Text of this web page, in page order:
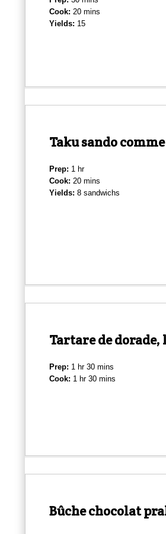
Cook: 20 mins
Yields: 15
Taku sando
Prep: 1 hr
Cook: 20 mins
Yields: 8 sandwichs
Tartare de
Prep: 1 hr 30 mins
Cook: 1 hr 30 mins
Bûche chocolat